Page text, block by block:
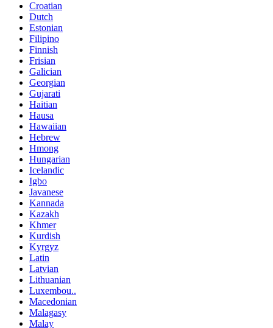
Croatian
Dutch
Estonian
Filipino
Finnish
Frisian
Galician
Georgian
Gujarati
Haitian
Hausa
Hawaiian
Hebrew
Hmong
Hungarian
Icelandic
Igbo
Javanese
Kannada
Kazakh
Khmer
Kurdish
Kyrgyz
Latin
Latvian
Lithuanian
Luxembou..
Macedonian
Malagasy
Malay